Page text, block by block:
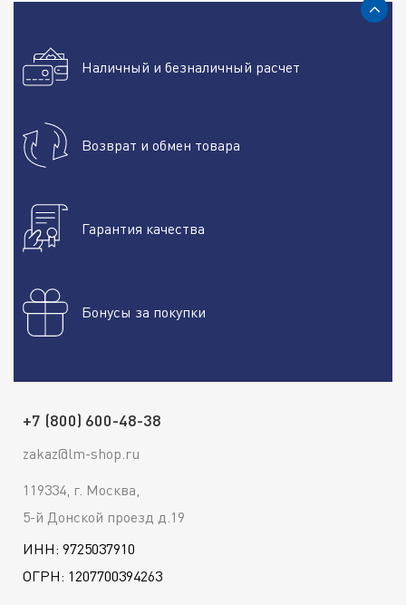
Наличный и безналичный расчет
Возврат и обмен товара
Гарантия качества
Бонусы за покупки
+7 (800) 600-48-38
zakaz@lm-shop.ru
119334, г. Москва,
5-й Донской проезд д.19
ИНН: 9725037910
ОГРН: 1207700394263